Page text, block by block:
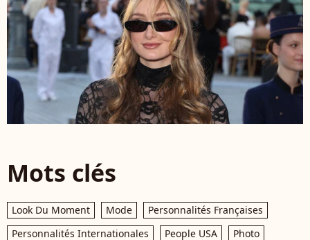
Mots clés
Look Du Moment Mode
Personnalités Françaises
Personnalités Internationales
People USA Photo